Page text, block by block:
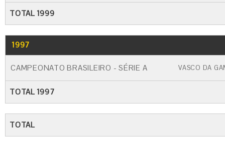
TOTAL 1999
1997
CAMPEONATO BRASILEIRO - SÉRIE A VASCO DA
TOTAL 1997
TOTAL